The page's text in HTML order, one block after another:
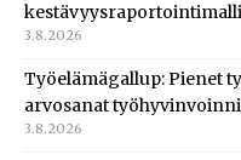
kestävyysraportointimalli
3.8.2026
Työelämägallup: Pienet
arvosanat
3.8.2026